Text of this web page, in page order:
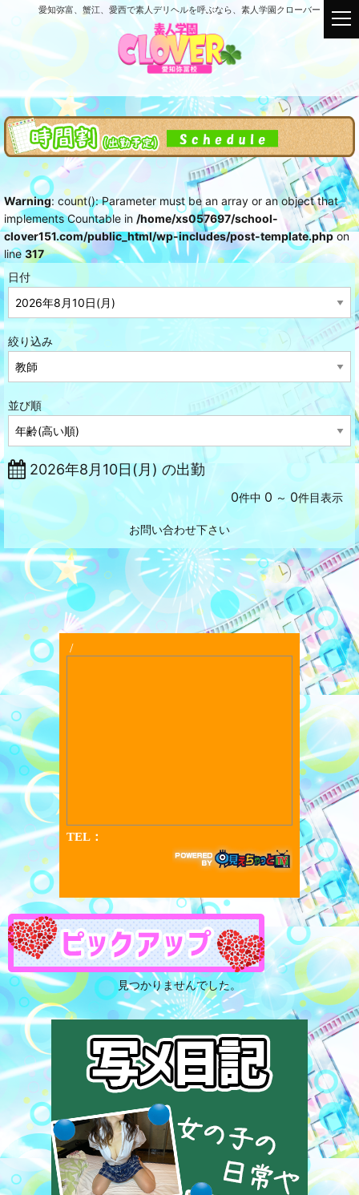
愛知弥富、蟹江、愛西で素人デリヘルを呼ぶなら、素人学園クローバー
Warning: count(): Parameter must be an array or an object that
implements Countable in /home/xs057697/school-
clover151.com/public_html/wp-includes/post-template.phpon
line 317
日付
絞り込み
並び順
2026年8月10日(月) の出勤
0件中 0 ～ 0件目表示
お問い合わせ下さい
見つかりませんでした。
t
o
e
n
a
v
i
g
a
t
i